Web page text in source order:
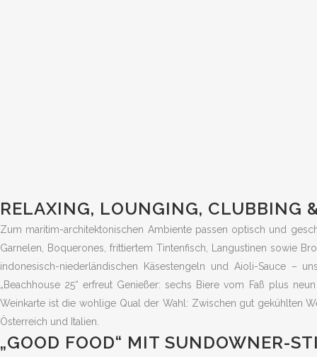
RELAXING, LOUNGING, CLUBBING
Zum maritim-architektonischen Ambiente passen optisch und
Garnelen, Boquerones, frittiertem Tintenfisch, Langustinen sowie
indonesisch-niederländischen Käsestengeln und Aioli-Sauce –
„Beachhouse 25“ erfreut Genießer: sechs Biere vom Faß plus
Weinkarte ist die wohlige Qual der Wahl: Zwischen gut gekühlten
Österreich und Italien.
„GOOD FOOD“ MIT SUNDOWNER-